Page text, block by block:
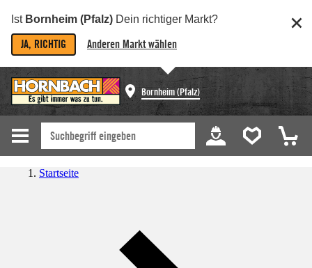
Ist Bornheim (Pfalz) Dein richtiger Markt?
JA, RICHTIG Anderen Markt wählen
Bornheim (Pfalz)
Startseite